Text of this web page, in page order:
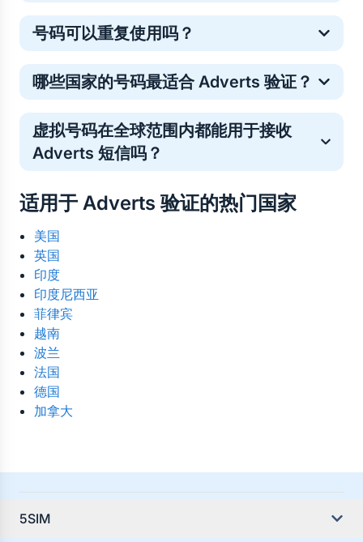
多数 Adverts 验证码会在几秒内送达，但少数情况下
可能略有延迟。如果未收到验证码请不必担心——号码
或选择其他运营商即可顺利完成验证。
号码可以重复使用吗？
临时号码仅支持单次验证。如需重复登录，你可以购买
新号码。
哪些国家的号码最适合 Adverts 验证？
验证号码的接收效果因地区而异，因此最佳选择取决于
当前的发送成功率和号码库存。您可以直接在 5SIM 上
查看各国及运营商的实时数据统计，了解当前哪些号码
对 Adverts 的验证最有效。这有助于您在购买号码
前，选择最可靠的国家、运营商及价格。
虚拟号码在全球范围内都能用于接收
Adverts 短信吗？
Adverts 的验证码短信都会在线接收至您的控制面板
——无需实体 SIM 卡，也无地域限制。
适用于 Adverts 验证的热门国家
美国
英国
印度
印度尼西亚
菲律宾
越南
波兰
法国
德国
加拿大
5SIM